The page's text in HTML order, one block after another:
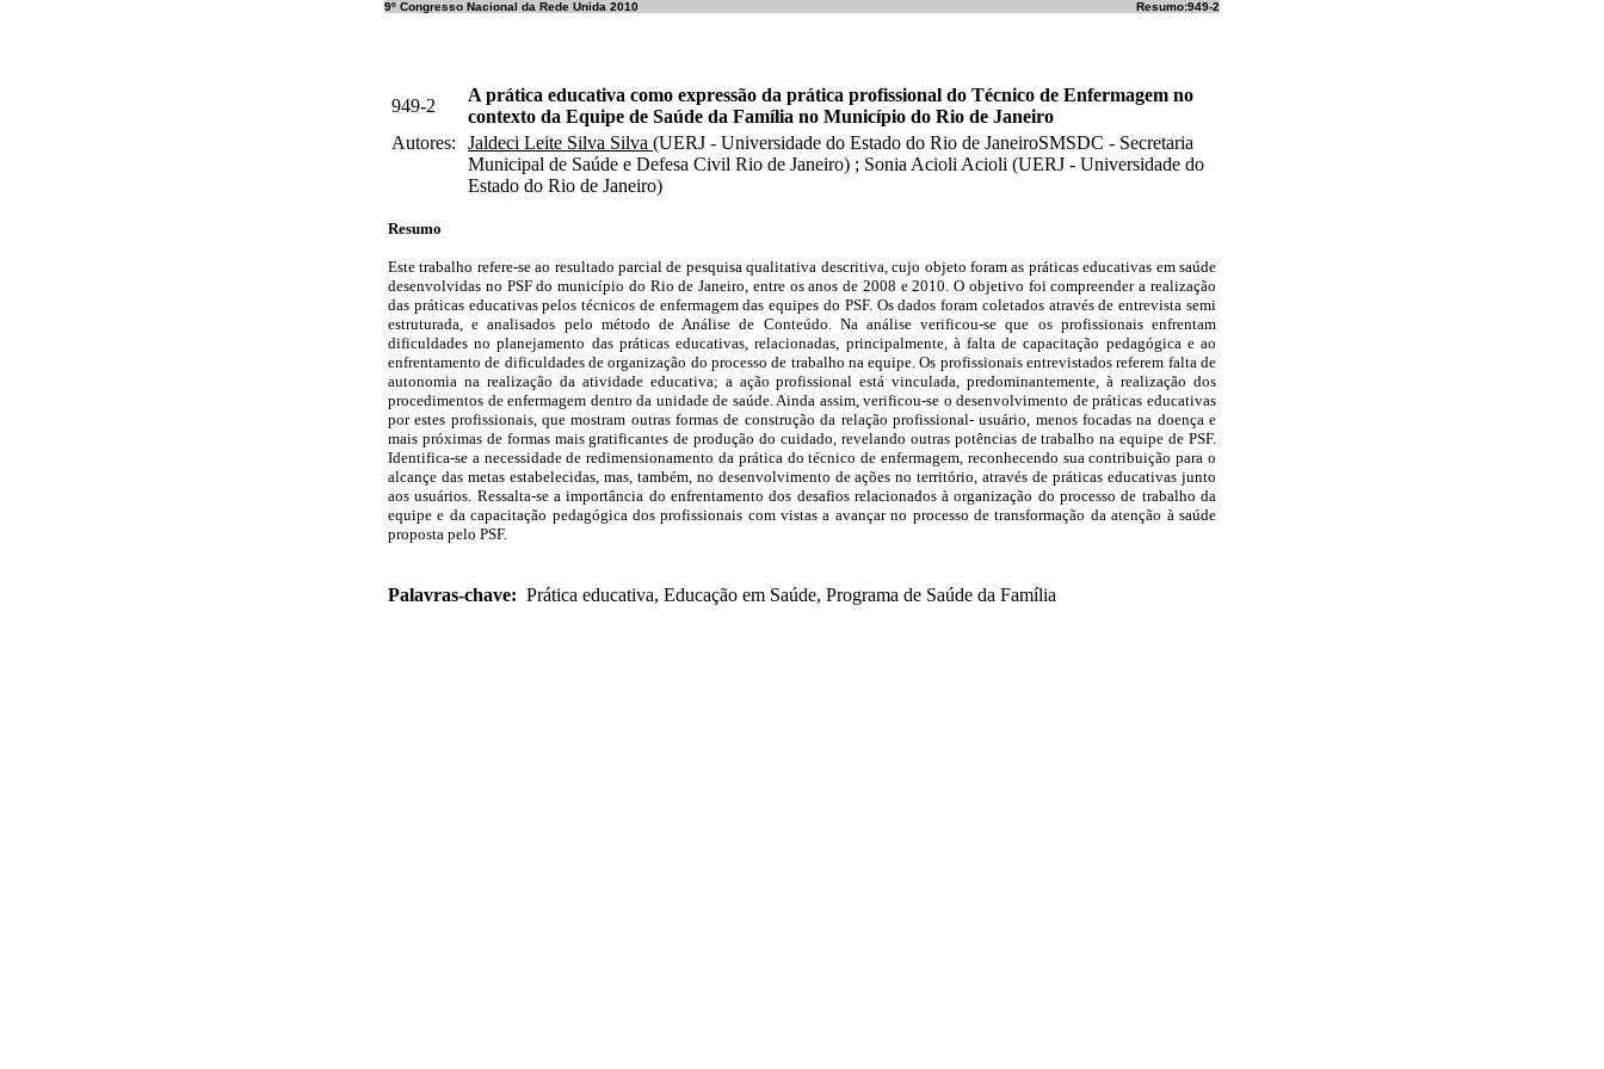
9º Congresso Nacional da Rede Unida 2010 Resumo:949-2
949-2
A prática educativa como expressão da prática profissional do Técnico de Enfermagem no
contexto da Equipe de Saúde da Família no Município do Rio de Janeiro
Autores:
Jaldeci Leite Silva Silva (UERJ - Universidade do Estado do Rio de JaneiroSMSDC - Secretaria
Municipal de Saúde e Defesa Civil Rio de Janeiro) ; Sonia Acioli Acioli (UERJ - Universidade do
Estado do Rio de Janeiro)
Resumo
Este trabalho refere-se ao resultado parcial de pesquisa qualitativa descritiva, cujo objeto foram as práticas educativas em saúde
desenvolvidas no PSF do município do Rio de Janeiro, entre os anos de 2008 e 2010. O objetivo foi compreender a realização
das práticas educativas pelos técnicos de enfermagem das equipes do PSF. Os dados foram coletados através de entrevista semi
estruturada, e analisados pelo método de Análise de Conteúdo. Na análise verificou-se que os profissionais enfrentam
dificuldades no planejamento das práticas educativas, relacionadas, principalmente, à falta de capacitação pedagógica e ao
enfrentamento de dificuldades de organização do processo de trabalho na equipe. Os profissionais entrevistados referem falta de
autonomia na realização da atividade educativa; a ação profissional está vinculada, predominantemente, à realização dos
procedimentos de enfermagem dentro da unidade de saúde. Ainda assim, verificou-se o desenvolvimento de práticas educativas
por estes profissionais, que mostram outras formas de construção da relação profissional- usuário, menos focadas na doença e
mais próximas de formas mais gratificantes de produção do cuidado, revelando outras potências de trabalho na equipe de PSF.
Identifica-se a necessidade de redimensionamento da prática do técnico de enfermagem, reconhecendo sua contribuição para o
alcançe das metas estabelecidas, mas, também, no desenvolvimento de ações no território, através de práticas educativas junto
aos usuários. Ressalta-se a importância do enfrentamento dos desafios relacionados à organização do processo de trabalho da
equipe e da capacitação pedagógica dos profissionais com vistas a avançar no processo de transformação da atenção à saúde
proposta pelo PSF.
Palavras-chave: Prática educativa, Educação em Saúde, Programa de Saúde da Família